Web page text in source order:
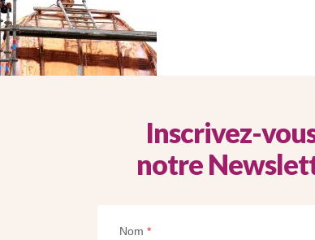
Inscrivez-
notre
Nom*